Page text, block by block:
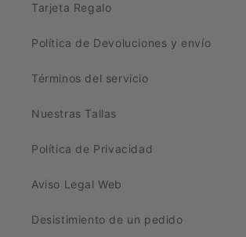
Tarjeta Regalo
Política de Devoluciones y envío
Términos del servicio
Nuestras Tallas
Política de Privacidad
Aviso Legal Web
Desistimiento de un pedido